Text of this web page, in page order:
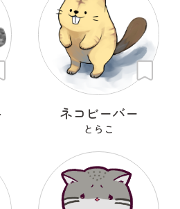
ネコビーバー
とらこ